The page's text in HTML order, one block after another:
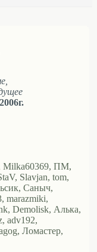
Milka60369, ПМ,
Slavjan, tom,
Саныч,
marazmiki,
Demolisk, Алька,
adv192,
Ломастер,